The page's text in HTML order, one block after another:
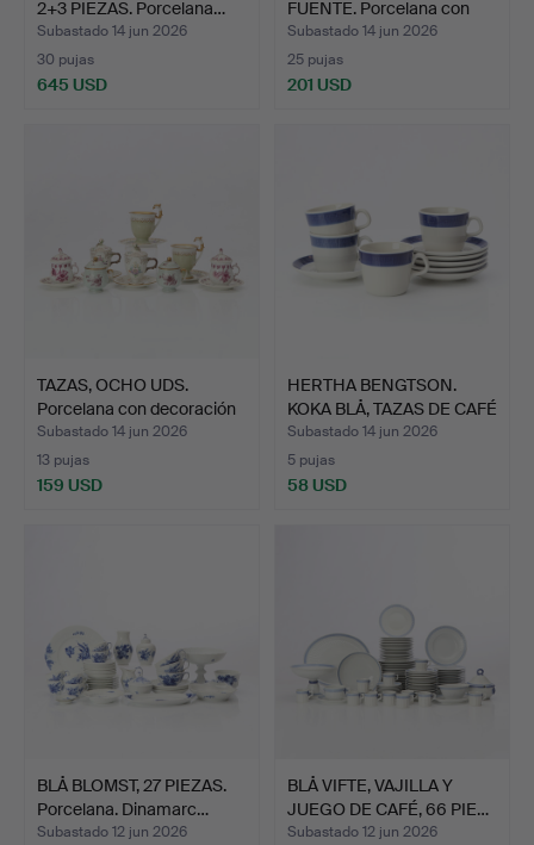
2+3 PIEZAS. Porcelana…
Subastado 14 jun 2026
30 pujas
645 USD
FUENTE. Porcelana con
de…
Subastado 14 jun 2026
25 pujas
201 USD
TAZAS, OCHO UDS.
Porcelana con decoración
…
Subastado 14 jun 2026
13 pujas
159 USD
HERTHA BENGTSON.
KOKA BLÅ, TAZAS DE CAFÉ
C…
Subastado 14 jun 2026
5 pujas
58 USD
BLÅ BLOMST, 27 PIEZAS.
Porcelana. Dinamarc…
Subastado 12 jun 2026
BLÅ VIFTE, VAJILLA Y
JUEGO DE CAFÉ, 66 PIE…
Subastado 12 jun 2026